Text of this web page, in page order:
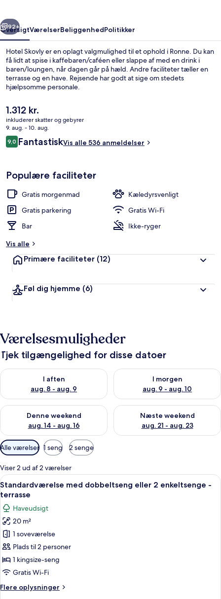
Næste
92+
OversigtVærelserBeliggenhedPolitikker
Hotel Skovly er en oplagt valgmulighed til et ophold i Ronne. Du kan
få lidt at spise i kaffebaren/caféen eller slappe af med en drink i
baren/loungen, når dagen går på hæld. Andre faciliteter tæller en
terrasse og en have. Rejsende har godt at sige om stedets
hjælpsomme personale.
Den
nuværende
pris
er
1.312 kr.
1.312 kr.
inkluderer skatter og gebyrer
9. aug. - 10. aug.
Anmeldelser
9,09,0 ud af 10.
FantastiskVis alle 536 anmeldelser
Populære faciliteter
Gratis morgenmad
Kæledyrsvenligt
Gratis parkering
Gratis Wi-Fi
Bar
Ikke-ryger
Vis alle
Primære faciliteter (12)
Føl dig hjemme (6)
Værelsesmuligheder
Tjek tilgængelighed for disse datoer
I aften
aug. 8 - aug. 9
Tjek tilgængelighed for i aften aug. 8 - aug. 9
I morgen
aug. 9 - aug. 10
Tjek tilgængelighed for i
Denne weekend
aug. 14 - aug. 16
Tjek tilgængelighed for denne weekend aug. 14 - aug. 16
Næste weekend
aug. 21 - aug. 23
Tjek tilgængelighed for næste
Tilgængelige
filtre
for
værelser
Alle værelser 1 seng 2 senge
Viser 2 ud af 2 værelser
Indlæs
alle
billeder
af
Standardværelse
med
dobbeltseng
eller
2
-
Standardværelse med dobbeltseng
12
Standardværelse med dobbeltseng eller 2 enkeltsenge -
terrasse
Haveudsigt
20 m²
1 soveværelse
Plads til 2 personer
1 kingsize-seng
Gratis Wi-Fi
Flere oplysninger
Flere